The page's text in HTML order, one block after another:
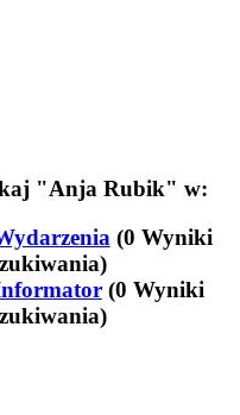
"Anja Rubik" w:
(0 Wyniki
(0 Wyniki